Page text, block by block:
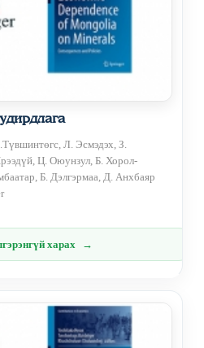
Л. Эсмэдэх, З.
Ц. Оюунзул, Б. Хорол-
Б. Дэлгэрмаа, Д. Анхбаяр
харах